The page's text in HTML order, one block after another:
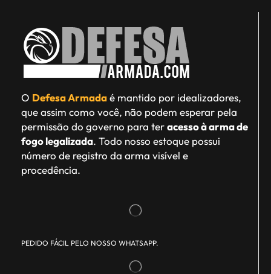
O Defesa Armadaé mantido por idealizadores,
que assim como você, não podem esperar pela
permissão do governo para teracesso à arma de
fogo legalizada. Todo nosso estoque possui
número de registro da arma visível e
procedência.
PEDIDO FÁCIL PELO NOSSO WHATSAPP.